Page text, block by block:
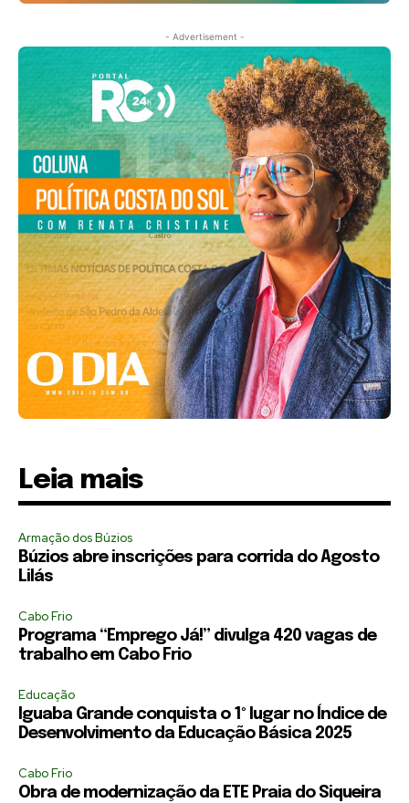
- Advertisement -
Leia mais
Armação dos Búzios
Búzios abre inscrições para corrida do Agosto
Lilás
Cabo Frio
Programa “Emprego Já!” divulga 420 vagas de
trabalho em Cabo Frio
Educação
Iguaba Grande conquista o 1º lugar no Índice de
Desenvolvimento da Educação Básica 2025
Cabo Frio
Obra de modernização da ETE Praia do Siqueira